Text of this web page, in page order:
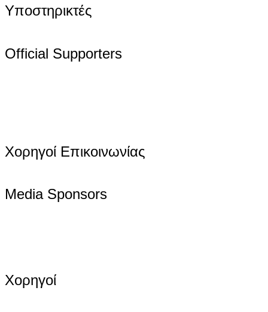
Υποστηρικτές
Official Supporters
Χορηγοί Επικοινωνίας
Media Sponsors
Χορηγοί